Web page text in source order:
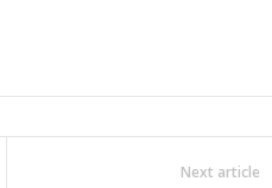
Next article